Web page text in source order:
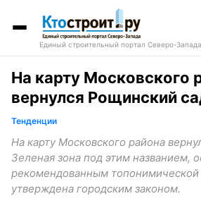
Единый строительный портал Северо-Запада
На карту Московского
вернулся Рощинский
Тенденции
На карту Московского района
Зеленая зона под этим названием,
рекомендованным топонимической
утверждена городским законом.